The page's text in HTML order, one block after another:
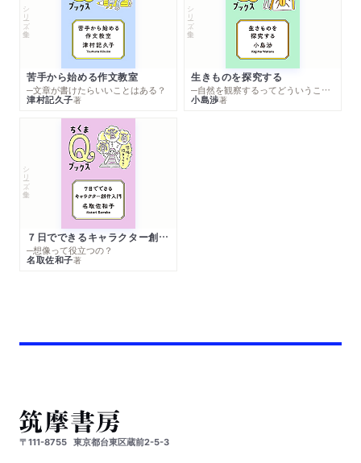
シリーズ・全集
苦手から始める作文教室
─文章が書けたらいいことはある？
津村記久子著
シリーズ・全集
生きものを探究する
─自然を観察するってどういうこと？
小島渉著
シリーズ・全集
７日でできるキャラクター創作入門
─想像って役立つの？
名取佐和子著
〒111-8755 東京都台東区蔵前2-5-3